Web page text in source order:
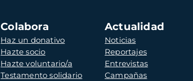
Colabora
Haz un donativo
Hazte socio
Hazte voluntario/a
Testamento solidario
Actualidad
Noticias
Reportajes
Entrevistas
Campañas